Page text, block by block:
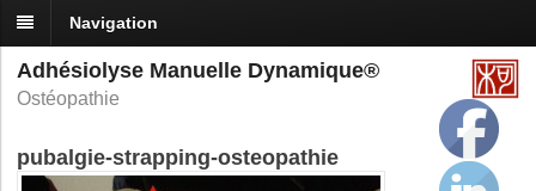
Navigation
Adhésiolyse Manuelle Dynamique®
Ostéopathie
pubalgie-strapping-osteopathie